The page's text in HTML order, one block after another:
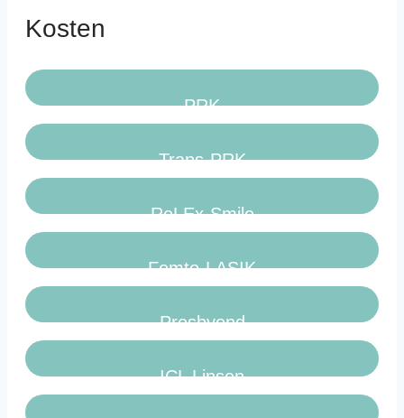
Kosten
PRK
Trans-PRK
ReLEx-Smile
Femto-LASIK
Presbyond
ICL Linsen